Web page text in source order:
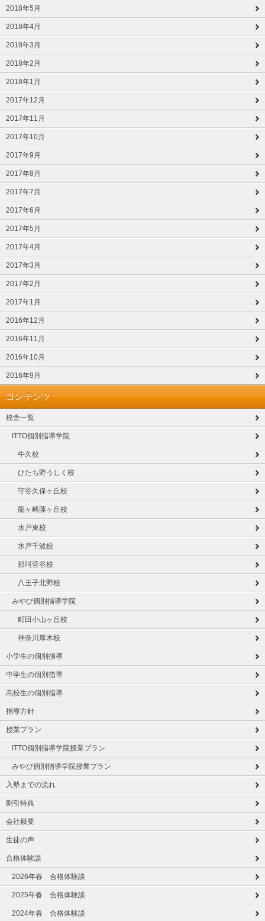
2018年5月
2018年4月
2018年3月
2018年2月
2018年1月
2017年12月
2017年11月
2017年10月
2017年9月
2017年8月
2017年7月
2017年6月
2017年5月
2017年4月
2017年3月
2017年2月
2017年1月
2016年12月
2016年11月
2016年10月
2016年9月
コンテンツ
校舎一覧
ITTO個別指導学院
牛久校
ひたち野うしく校
守谷久保ヶ丘校
龍ヶ崎藤ヶ丘校
水戸東校
水戸千波校
那珂菅谷校
八王子北野校
みやび個別指導学院
町田小山ヶ丘校
神奈川厚木校
小学生の個別指導
中学生の個別指導
高校生の個別指導
指導方針
授業プラン
ITTO個別指導学院授業プラン
みやび個別指導学院授業プラン
入塾までの流れ
割引特典
会社概要
生徒の声
合格体験談
2026年春 合格体験談
2025年春 合格体験談
2024年春 合格体験談